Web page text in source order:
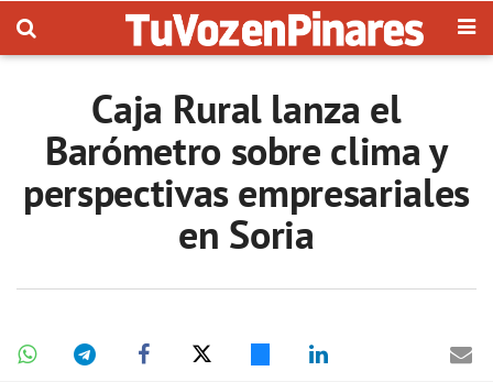
Caja Rural lanza el
Barómetro sobre clima y
perspectivas empresariales
en Soria